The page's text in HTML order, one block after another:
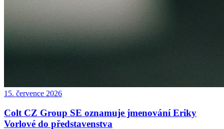
15. července 2026
Colt CZ Group SE oznamuje jmenování Eriky
Vorlové do představenstva